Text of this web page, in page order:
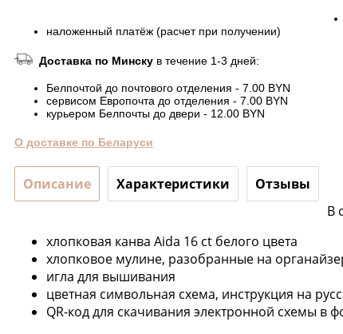
наложенный платёж (расчет при получении)
Доставка по Минску в течение 1-3 дней:
Белпочтой до почтового отделения - 7.00 BYN
сервисом Европочта до отделения - 7.00 BYN
курьером Белпочты до двери - 12.00 BYN
О доставке по Беларуси
Описание Характеристики Отзывы
В
хлопковая канва Aida 16 ct белого цвета
хлопковое мулине, разобранные на
игла для вышивания
цветная символьная схема, инструкция на
QR-код для скачивания электронной схемы в